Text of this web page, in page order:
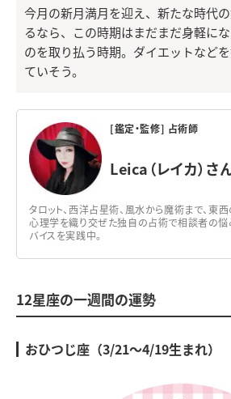
今月の新月満月を迎え、新たな時代
るなら、この時期はまだまだ身軽に
のを取り払う時期。ダイエットなど
ていそう。
[鑑定・監修] 占術師
Leica（レイカ）さ
タロット、西洋占星術、風水から魔術まで、東
心理学を織り交ぜた独自の占術で相談者の悩
バイスを実践中。
12星座の一週間の運勢
おひつじ座（3/21～4/19生まれ）